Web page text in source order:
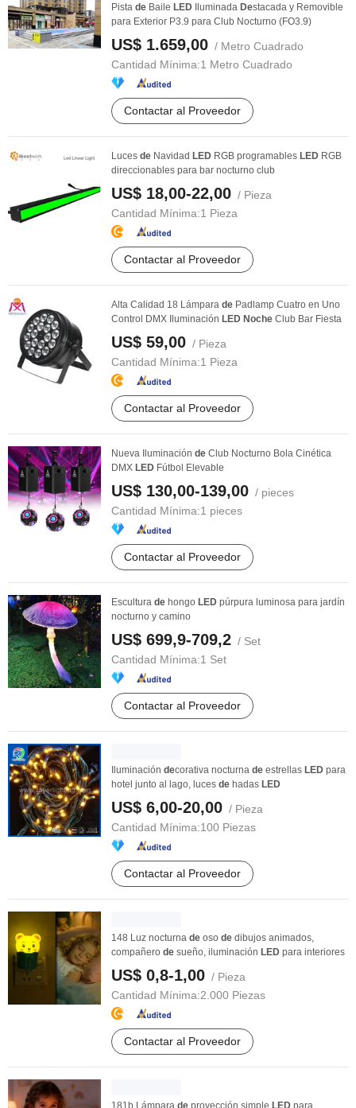
Pista de Baile LED Iluminada Destacada y Removible
para Exterior P3.9 para Club Nocturno (FO3.9)
US$ 1.659,00 / Metro Cuadrado
Cantidad Mínima:1 Metro Cuadrado
Contactar al Proveedor
Luces de Navidad LED RGB programables LED RGB
direccionables para bar nocturno club
US$ 18,00-22,00 / Pieza
Cantidad Mínima:1 Pieza
Contactar al Proveedor
Alta Calidad 18 Lámpara de Padlamp Cuatro en Uno
Control DMX Iluminación LED Noche Club Bar Fiesta
US$ 59,00 / Pieza
Cantidad Mínima:1 Pieza
Contactar al Proveedor
Nueva Iluminación de Club Nocturno Bola Cinética
DMX LED Fútbol Elevable
US$ 130,00-139,00 / pieces
Cantidad Mínima:1 pieces
Contactar al Proveedor
Escultura de hongo LED púrpura luminosa para jardín
nocturno y camino
US$ 699,9-709,2 / Set
Cantidad Mínima:1 Set
Contactar al Proveedor
Iluminación decorativa nocturna de estrellas LED para
hotel junto al lago, luces de hadas LED
US$ 6,00-20,00 / Pieza
Cantidad Mínima:100 Piezas
Contactar al Proveedor
148 Luz nocturna de oso de dibujos animados,
compañero de sueño, iluminación LED para interiores
US$ 0,8-1,00 / Pieza
Cantidad Mínima:2.000 Piezas
Contactar al Proveedor
181b Lámpara de proyección simple LED para